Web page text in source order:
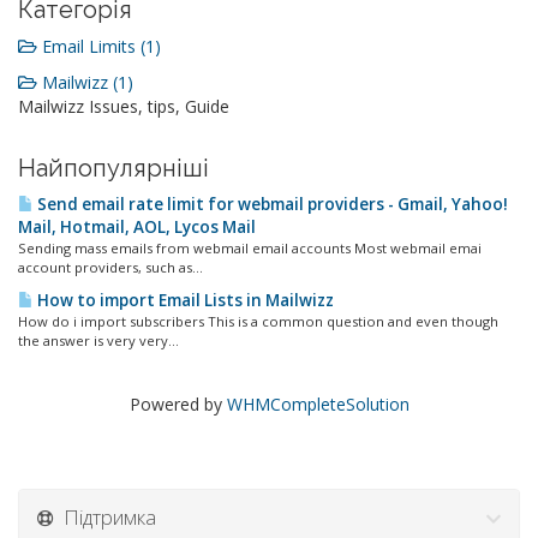
Категорія
Email Limits (1)
Mailwizz (1)
Mailwizz Issues, tips, Guide
Найпопулярніші
Send email rate limit for webmail providers - Gmail, Yahoo!
Mail, Hotmail, AOL, Lycos Mail
Sending mass emails from webmail email accounts Most webmail emai
account providers, such as...
How to import Email Lists in Mailwizz
How do i import subscribers This is a common question and even though
the answer is very very...
Powered by WHMCompleteSolution
Підтримка